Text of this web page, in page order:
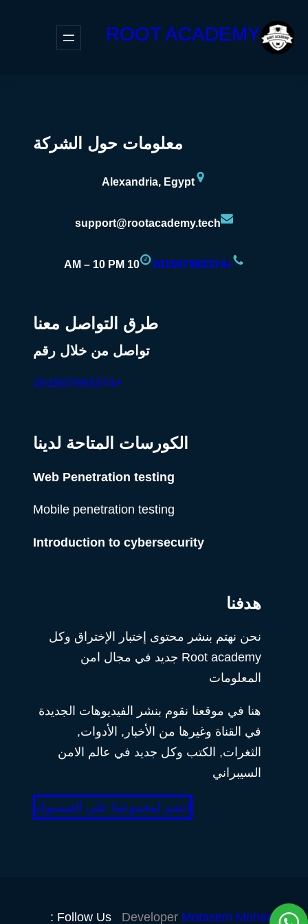
ROOT ACADEMY
معلومات حول الشركة
Alexandria, Egypt
support@rootacademy.tech
+201507983374
10 AM – 10 PM
طرق التواصل معنا
تواصل من خلال رقم
+201507983374
الكورسات المتاحة لدينا
Web Penetration testing
Mobile penetration testing
Introduction to cybersecurity
هدفنا
نحن نهتم بنشر محتوى إختبار الإختراق وكل
Root academy جديد في مجال امن
المعلومات
هنا في موقعنا نقوم بنشر الفيديوهات الجديدة
في القناة وغيرها من الأخبار, الأدوات,
الثغرات, الكتب وكل جديد في عالم الامن
السيبراني
انضم لمجموعتنا على الفيسبوك
Developer Motasem Mohamed
Follow Us :